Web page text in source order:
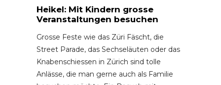
Heikel: Mit Kindern grosse
Veranstaltungen besuchen
Grosse Feste wie das Züri Fäscht, die
Street Parade, das Sechseläuten oder das
Knabenschiessen in Zürich sind tolle
Anlässe, die man gerne auch als Familie